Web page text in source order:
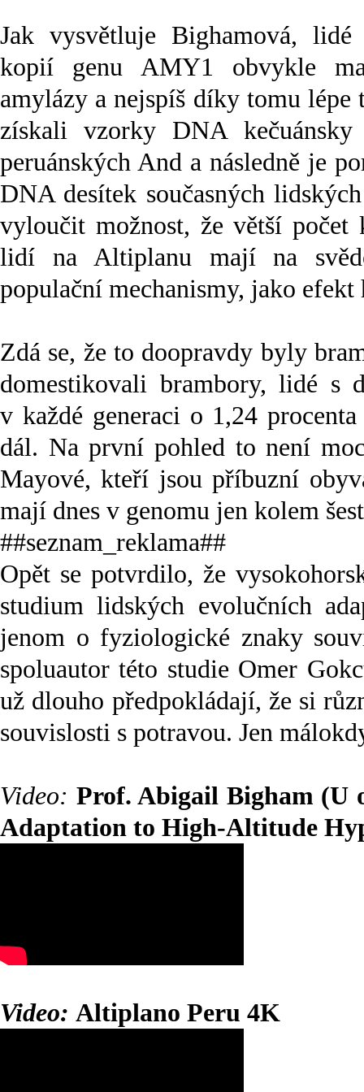
Jak vysvětluje Bighamová,
kopií genu AMY1 obvykle
amylázy a nejspíš díky tomu
získali vzorky DNA
peruánských And a následně je
DNA desítek současných
vyloučit možnost, že větší
lidí na Altiplanu mají na
populační mechanismy, jako efekt
Zdá se, že to doopravdy byly
domestikovali brambory, lidé s
v každé generaci o 1,24
dál. Na první pohled to není
Mayové, kteří jsou příbuzní
mají dnes v genomu jen kolem
##seznam_reklama##
Opět se potvrdilo, že
studium lidských evolučních
jenom o fyziologické znaky
spoluautor této studie Omer
už dlouho předpokládají, že si
souvislosti s potravou. Jen
Video: Prof. Abigail Bigham (U
Adaptation to High-Altitude
Video: Altiplano Peru 4K